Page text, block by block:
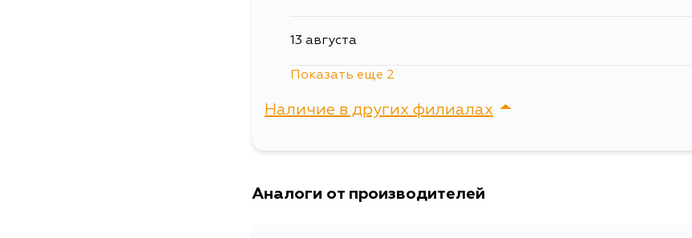
13 августа
Показать еще 2
Наличие в других филиалах
Аналоги от производителей